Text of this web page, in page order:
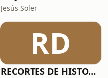
Jesús Soler
RD
RECORTES DE HISTORIA Y CIENCIA